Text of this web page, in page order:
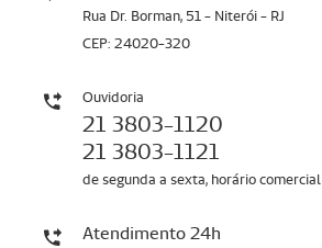
Rua Dr. Borman, 51 - Niterói - RJ
CEP: 24020-320
Ouvidoria
21 3803-1120
21 3803-1121
de segunda a sexta, horário comercial
Atendimento 24h